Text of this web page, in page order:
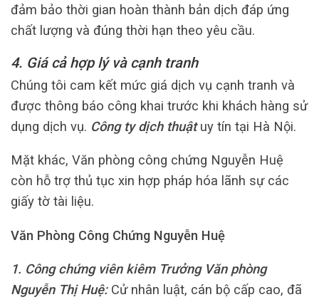
đảm bảo thời gian hoàn thành bản dịch đáp ứng
chất lượng và đúng thời hạn theo yêu cầu.
4. Giá cả hợp lý và cạnh tranh
Chúng tôi cam kết mức giá dịch vụ cạnh tranh và
được thông báo công khai trước khi khách hàng sử
dụng dịch vụ. Công ty dịch thuậtuy tín tại Hà Nội.
Mặt khác, Văn phòng công chứng Nguyễn Huệ
còn hỗ trợ thủ tục xin hợp pháp hóa lãnh sự các
giấy tờ tài liệu.
Văn Phòng Công Chứng Nguyễn Huệ
1. Công chứng viên kiêm Trưởng Văn phòng
Nguyễn Thị Huệ: Cử nhân luật, cán bộ cấp cao, đã